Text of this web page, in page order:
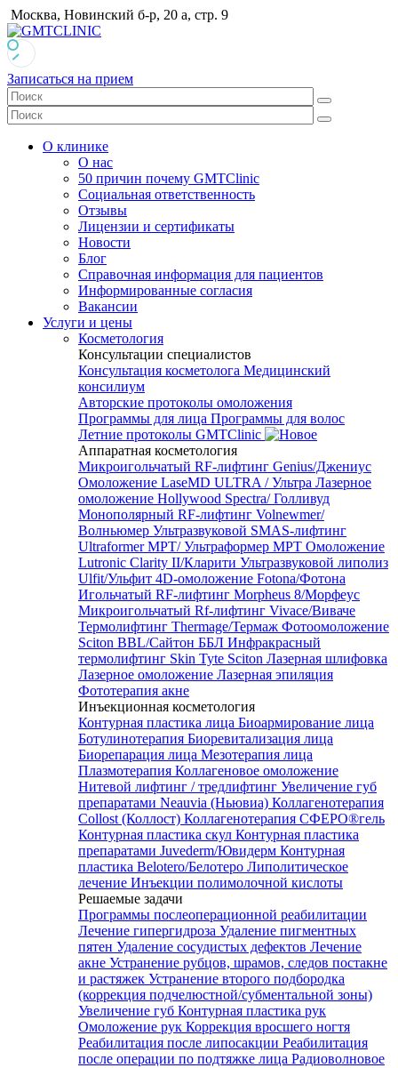
Москва, Новинский б-р, 20 а, стр. 9
Записаться на прием
О клинике
О нас
50 причин почему GMTClinic
Социальная ответственность
Отзывы
Лицензии и сертификаты
Новости
Блог
Справочная информация для пациентов
Информированные согласия
Вакансии
Услуги и цены
Косметология
Консультации специалистов
Консультация косметолога Медицинский
консилиум
Авторские протоколы омоложения
Программы для лица Программы для волос
Летние протоколы GMTClinic
Аппаратная косметология
Микроигольчатый RF-лифтинг Genius/Джениус
Омоложение LaseMD ULTRA / Ультра Лазерное
омоложение Hollywood Spectra/ Голливуд
Монополярный RF-лифтинг Volnewmer/
Волньюмер Ультразвуковой SMAS-лифтинг
Ultraformer MPT/ Ультраформер MPT Омоложение
Lutronic Clarity II/Кларити Ультразвуковой липолиз
Ulfit/Ульфит 4D-омоложение Fotona/Фотона
Игольчатый RF-лифтинг Morpheus 8/Морфеус
Микроигольчатый Rf-лифтинг Vivace/Виваче
Термолифтинг Thermage/Термаж Фотоомоложение
Sciton BBL/Сайтон ББЛ Инфракрасный
термолифтинг Skin Tyte Sciton Лазерная шлифовка
Лазерное омоложение Лазерная эпиляция
Фототерапия акне
Инъекционная косметология
Контурная пластика лица Биоармирование лица
Ботулинотерапия Биоревитализация лица
Биорепарация лица Мезотерапия лица
Плазмотерапия Коллагеновое омоложение
Нитевой лифтинг / тредлифтинг Увеличение губ
препаратами Neauvia (Ньювиа) Коллагенотерапия
Collost (Коллост) Коллагенотерапия СФЕРО®гель
Контурная пластика скул Контурная пластика
препаратами Juvederm/Ювидерм Контурная
пластика Belotero/Белотеро Липолитическое
лечение Инъекции полимолочной кислоты
Решаемые задачи
Программы послеоперационной реабилитации
Лечение гипергидроза Удаление пигментных
пятен Удаление сосудистых дефектов Лечение
акне Устранение рубцов, шрамов, следов постакне
и растяжек Устранение второго подбородка
(коррекция подчелюстной/субментальной зоны)
Увеличение губ Контурная пластика рук
Омоложение рук Коррекция вросшего ногтя
Реабилитация после липосакции Реабилитация
после операции по подтяжке лица Радиоволновое